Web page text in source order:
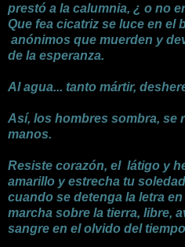
prestó a la calumnia, ¿ o no
Que fea cicatriz se luce en el
anónimos que muerden y
de la esperanza.
Al agua... tanto mártir,
Así, los hombres sombra, se
manos.
Resiste corazón, el látigo y
amarillo y estrecha tu
cuando se detenga la letra en
marcha sobre la tierra, libre,
sangre en el olvido del